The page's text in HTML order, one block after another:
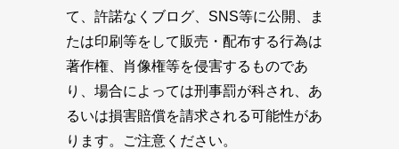
て、許諾なくブログ、SNS等に公開、ま
たは印刷等をして販売・配布する行為は
著作権、肖像権等を侵害するものであ
り、場合によっては刑事罰が科され、あ
るいは損害賠償を請求される可能性があ
ります。ご注意ください。